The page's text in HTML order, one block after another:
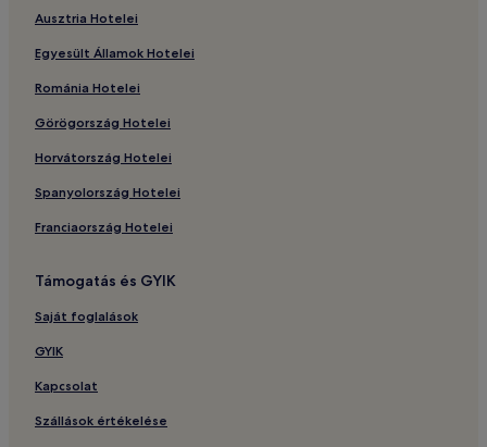
Ausztria Hotelei
Egyesült Államok Hotelei
Románia Hotelei
Görögország Hotelei
Horvátország Hotelei
Spanyolország Hotelei
Franciaország Hotelei
Támogatás és GYIK
Saját foglalások
GYIK
Kapcsolat
Szállások értékelése